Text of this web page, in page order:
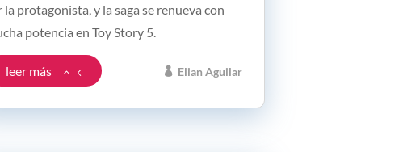
Elian Aguilar
la protagonista, y la saga se renueva con
potencia en Toy Story 5.
leer más